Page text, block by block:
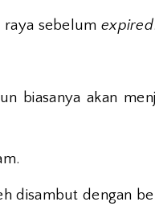
raya sebelum expired.
biasanya akan
disambut dengan